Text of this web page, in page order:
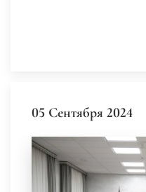
05 Сентября 2024